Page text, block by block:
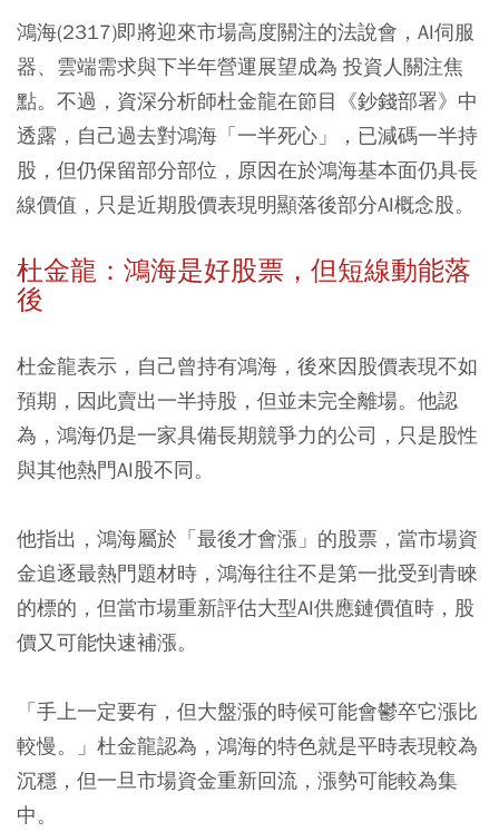
鴻海(2317)即將迎來市場高度關注的法說會，AI伺服
器、雲端需求與下半年營運展望成為 投資人關注焦
點。不過，資深分析師杜金龍在節目《鈔錢部署》中
透露，自己過去對鴻海「一半死心」，已減碼一半持
股，但仍保留部分部位，原因在於鴻海基本面仍具長
線價值，只是近期股價表現明顯落後部分AI概念股。
杜金龍：鴻海是好股票，但短線動能落
後
杜金龍表示，自己曾持有鴻海，後來因股價表現不如
預期，因此賣出一半持股，但並未完全離場。他認
為，鴻海仍是一家具備長期競爭力的公司，只是股性
與其他熱門AI股不同。
他指出，鴻海屬於「最後才會漲」的股票，當市場資
金追逐最熱門題材時，鴻海往往不是第一批受到青睞
的標的，但當市場重新評估大型AI供應鏈價值時，股
價又可能快速補漲。
「手上一定要有，但大盤漲的時候可能會鬱卒它漲比
較慢。」杜金龍認為，鴻海的特色就是平時表現較為
沉穩，但一旦市場資金重新回流，漲勢可能較為集
中。